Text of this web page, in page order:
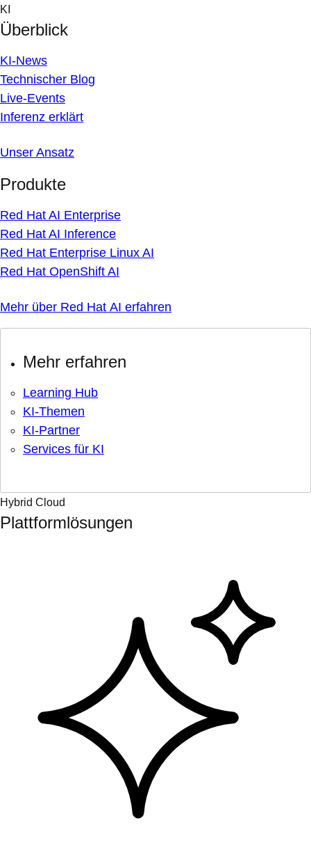
Skip
to
content
KI
Überblick
KI-News
Technischer Blog
Live-Events
Inferenz erklärt
Unser Ansatz
Produkte
Red Hat AI Enterprise
Red Hat AI Inference
Red Hat Enterprise Linux AI
Red Hat OpenShift AI
Mehr über Red Hat AI erfahren
Mehr erfahren
Learning Hub
KI-Themen
KI-Partner
Services für KI
Hybrid Cloud
Plattformlösungen